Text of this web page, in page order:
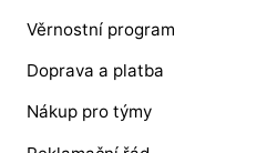
Věrnostní program
Doprava a platba
Nákup pro týmy